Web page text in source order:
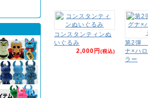
コンスタンティンぬ
いぐるみ
2,000円(税込)
第2弾
ナ×ハ
ラー